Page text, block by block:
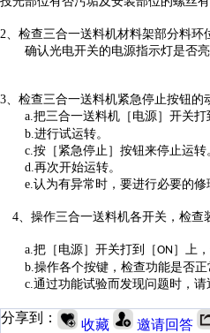
2、检查三合一送料机材料架部分料
确认光电开关的电源指示灯是否亮
3、检查三合一送料机紧急停止按钮的
a.把三合一送料机［电源］开关打
b.进行试运转。
c.按［紧急停止］按钮来停止运转
d.再次开始运转。
e.认为有异常时，要进行必要的修
4、操作三合一送料机各开关，检查
a.把［电源］开关打到［ON ］上
b.操作各个按键，检查功能是否正
c.通过功能试验而发现问题时，
分享到： 收藏 邀请回答